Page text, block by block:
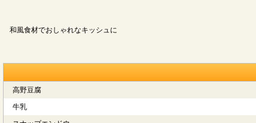
和風食材でおしゃれなキッシュに
高野豆腐
牛乳